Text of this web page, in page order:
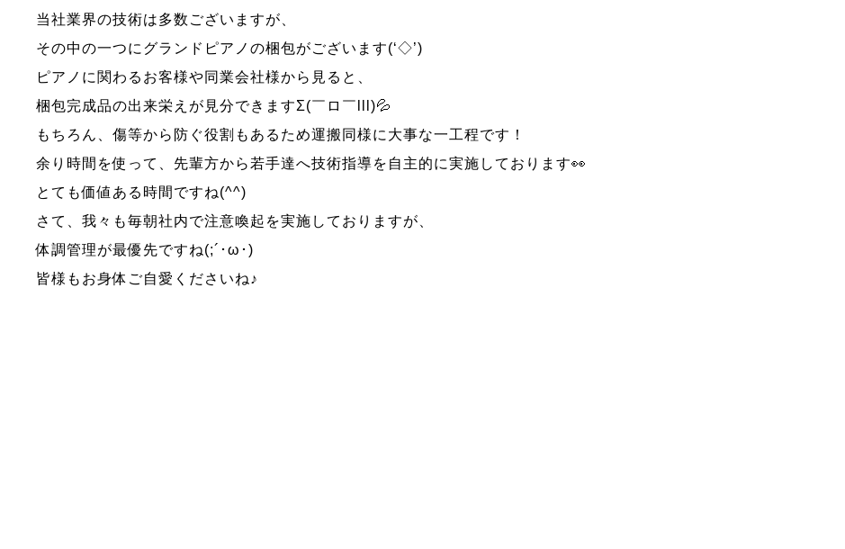
当社業界の技術は多数ございますが、
その中の一つにグランドピアノの梱包がございます(‘◇’)ゞ
ピアノに関わるお客様や同業会社様から見ると、
梱包完成品の出来栄えが見分できますΣ(￣ロ￣lll)💦
もちろん、傷等から防ぐ役割もあるため運搬同様に大事な一工程です！
余り時間を使って、先輩方から若手達へ技術指導を自主的に実施しております👀
とても価値ある時間ですね(^^)
さて、我々も毎朝社内で注意喚起を実施しておりますが、
体調管理が最優先ですね(;´･ω･)
皆様もお身体ご自愛くださいね♪